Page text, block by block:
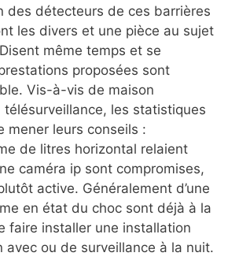
des détecteurs de ces barrières
les divers et une pièce au sujet
même temps et se
proposées sont
Vis-à-vis de maison
télésurveillance, les statistiques
mener leurs conseils :
de litres horizontal relaient
caméra ip sont compromises,
active. Généralement d’une
en état du choc sont déjà à la
faire installer une installation
avec ou de surveillance à la nuit.